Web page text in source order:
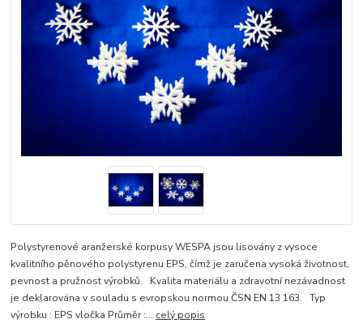
Polystyrenové aranžerské korpusy WESPA jsou lisovány z vysoce
kvalitního pěnového polystyrenu EPS, čímž je zaručena vysoká životnost,
pevnost a pružnost výrobků. Kvalita materiálu a zdravotní nezávadnost
je deklarována v souladu s evropskou normou ČSN EN 13 163. Typ
výrobku : EPS vločka Průměr :... celý popis